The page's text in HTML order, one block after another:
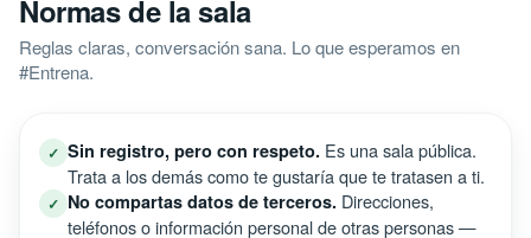
Normas de la sala
Reglas claras, conversación sana. Lo que esperamos en
#Entrena.
✓ Sin registro, pero con respeto. Es una sala pública.
Trata a los demás como te gustaría que te tratasen a ti.
✓ No compartas datos de terceros. Direcciones,
teléfonos o información personal de otras personas —